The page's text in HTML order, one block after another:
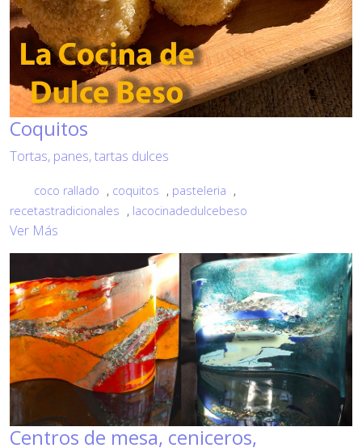
Coquitos
Tortas, panes, tartas dulces
coco rallado , coquitos , pasteleria ,
recetastradicionales , lacocinadedulcebeso
Ver Más
Centros de mesa, ceniceros,